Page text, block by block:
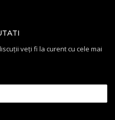
veți fi la curent cu cele mai